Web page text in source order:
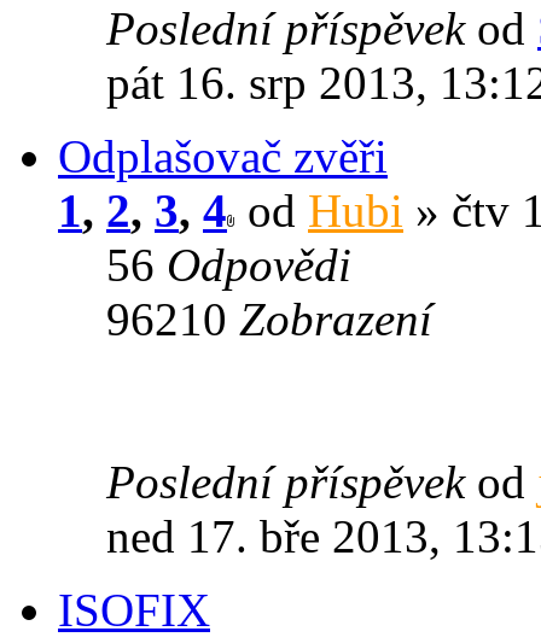
Poslední příspěvek od
pát 16. srp 2013,
Odplašovač zvěři
1, 2, 3, 4 od Hubi » čtv
56 Odpovědi
96210 Zobrazení
Poslední příspěvek od
ned 17. bře 2013,
ISOFIX